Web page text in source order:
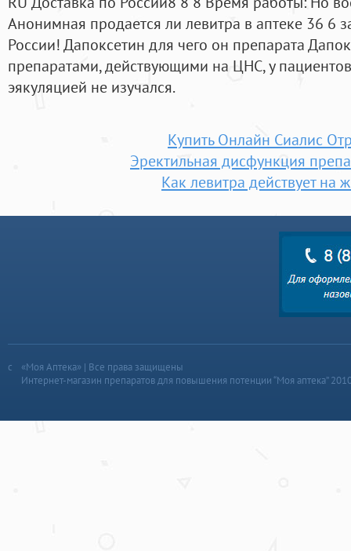
Анонимная продается ли левитра в аптеке 36 6
России! Дапоксетин для чего он препарата
препаратами, действующими на ЦНС, у
эякуляцией не изучался.
Купить Онлайн Сиалис
Эректильная дисфункция
Как левитра действует на
«Моя Аптека» | Все права защищены
Интернет-магазин препаратов для повышения потенции “Моя аптека”